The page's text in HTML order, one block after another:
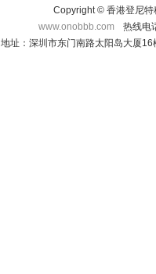
Copyright © 香港登尼特
www.onobbb.com
热线电
地址：深圳市东门南路太阳岛大厦